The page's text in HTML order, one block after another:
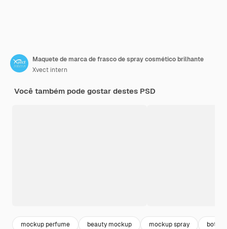
Maquete de marca de frasco de spray cosmético brilhante
Xvect intern
Você também pode gostar destes PSD
mockup perfume beauty mockup mockup spray bottle